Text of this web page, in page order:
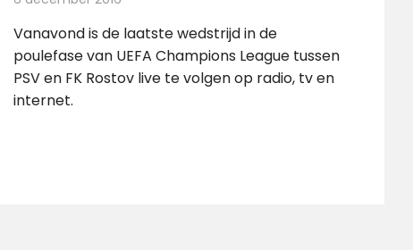
Vanavond is de laatste wedstrijd in de
poulefase van UEFA Champions League tussen
PSV en FK Rostov live te volgen op radio, tv en
internet.